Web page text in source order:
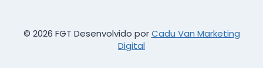
© 2026 FGT Desenvolvido porCadu Van Marketing
Digital